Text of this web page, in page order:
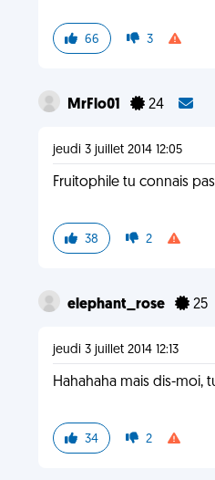
66 3
MrFlo01 24
jeudi 3 juillet 2014 12:05
Fruitophile tu connais
38 2
elephant_rose 25
jeudi 3 juillet 2014 12:13
Hahahaha mais dis-moi,
34 2